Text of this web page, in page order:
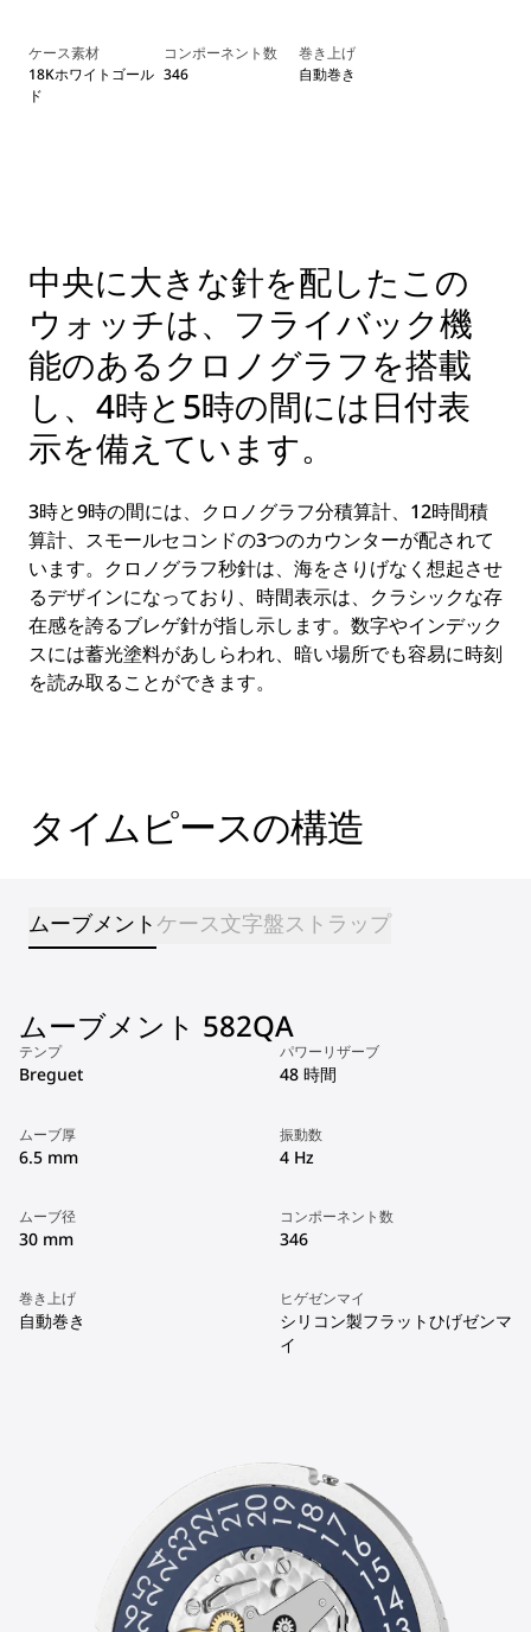
ケース素材
18Kホワイトゴール
ド
コンポーネント数
346
巻き上げ
自動巻き
中央に大きな針を配したこの
ウォッチは、フライバック機
能のあるクロノグラフを搭載
し、4時と5時の間には日付表
示を備えています。
3時と9時の間には、クロノグラフ分積算計、12時間積
算計、スモールセコンドの3つのカウンターが配されて
います。クロノグラフ秒針は、海をさりげなく想起させ
るデザインになっており、時間表示は、クラシックな存
在感を誇るブレゲ針が指し示します。数字やインデック
スには蓄光塗料があしらわれ、暗い場所でも容易に時刻
を読み取ることができます。
タイムピースの構造
ムーブメント ケース文字盤ストラップ
ムーブメント 582QA
テンプ
Breguet
パワーリザーブ
48 時間
ムーブ厚
6.5 mm
振動数
4 Hz
ムーブ径
30 mm
コンポーネント数
346
巻き上げ
自動巻き
ヒゲゼンマイ
シリコン製フラットひげゼンマ
イ